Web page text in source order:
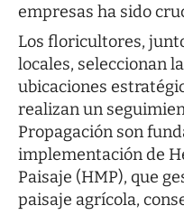
empresas ha sido
Los floricultores,
locales, seleccionan
ubicaciones
realizan un
Propagación son
implementación de
Paisaje (HMP), que
paisaje agrícola,